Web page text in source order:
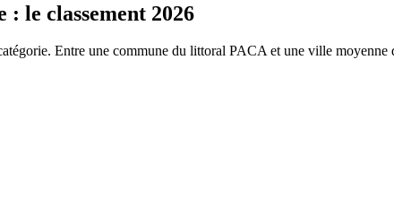
le classement 2026
Entre une commune du littoral PACA et une ville